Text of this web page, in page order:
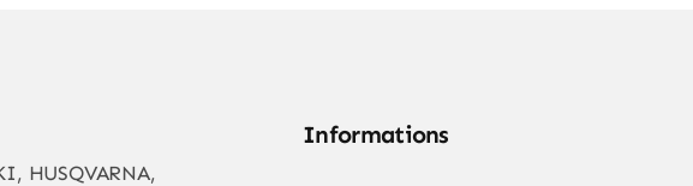
HUSQVARNA,
Informations